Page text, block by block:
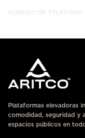
NÚMERO DE
Plataformas elevadoras
comodidad, seguridad y
espacios públicos en